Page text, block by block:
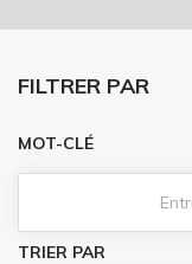
FILTRER PAR
MOT-CLÉ
TRIER PAR